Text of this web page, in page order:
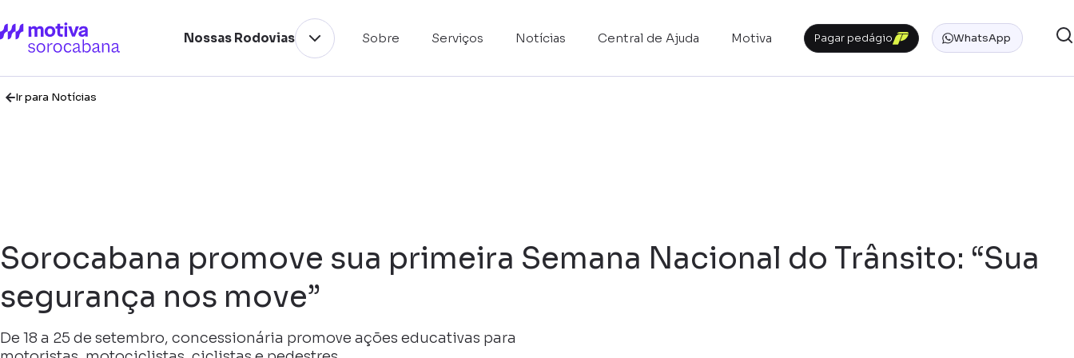
Nossas Rodovias Sobre Serviços Notícias Central de Ajuda Motiva Pagar pedágio WhatsApp
Ir para Notícias
Sorocabana promove sua primeira Semana Nacional do Trânsito: “Sua
segurança nos move”
De 18 a 25 de setembro, concessionária promove ações educativas para